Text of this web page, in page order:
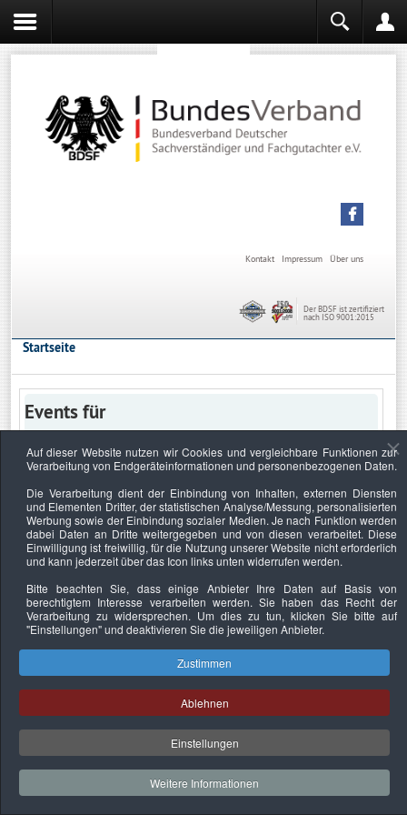
Über uns
Impressum
Kontakt
Der BDSF ist zertifiziert
nach ISO 9001:2015
Startseite
Events für
Keine Termine
Datenschutzerklärung Urheberrechtsnachweise Nachhaltigkeit
Copyright © 2026. Bundesverband Deutscher
Sachverständiger und Fachgutachter e.V..
Auf dieser Website nutzen wir Cookies und vergleichbare Funktionen zur
Verarbeitung von Endgeräteinformationen und personenbezogenen Daten.
Die Verarbeitung dient der Einbindung von Inhalten, externen Diensten
und Elementen Dritter, der statistischen Analyse/Messung, personalisierten
Werbung sowie der Einbindung sozialer Medien. Je nach Funktion werden
dabei Daten an Dritte weitergegeben und von diesen verarbeitet. Diese
Einwilligung ist freiwillig, für die Nutzung unserer Website nicht erforderlich
und kann jederzeit über das Icon links unten widerrufen werden.
Bitte beachten Sie, dass einige Anbieter Ihre Daten auf Basis von
berechtigtem Interesse verarbeiten werden. Sie haben das Recht der
Verarbeitung zu widersprechen. Um dies zu tun, klicken Sie bitte auf
"Einstellungen"und deaktivieren Sie die jeweiligen Anbieter.
Zustimmen
Ablehnen
Einstellungen
Weitere Informationen